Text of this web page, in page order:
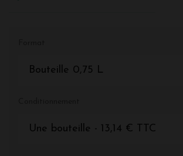
Bouteille 0,75 L
Une bouteille - 13,14 € TTC